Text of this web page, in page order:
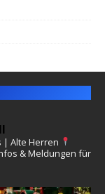
| Alte Herren
& Meldungen für